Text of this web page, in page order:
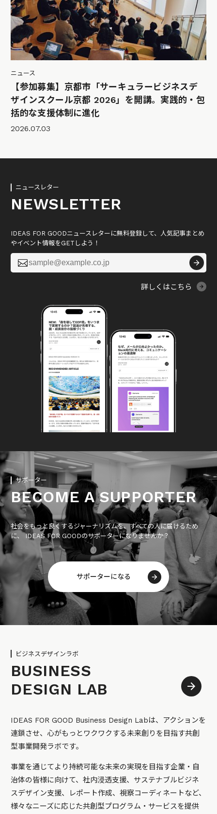
ニュース
【参加募集】京都市「サーキュラービジネスデ
ザインスクール京都 2026」を開講。実践的・包
括的な支援体制に進化
2026.07.03
ニュースレター
NEWSLETTER
IDEAS FOR GOODニュースレターに無料登録して、人気記事まとめ
やイベント情報をGETしよう！

詳しくはこちら
サポーター
BECOME A SUPPORTER
社会をもっと良くするジャーナリズムを、すべての人に届けるため
に、 IDEAS FOR GOODのサポーターになりませんか？
サポーターになる
ビジネスデザインラボ
BUSINESS
DESIGN LAB
IDEAS FOR GOOD Business Design Labは、アクションを
連鎖させ、心がもっとワクワクする未来創りを目指す共創
型事業開発ラボです。
事業を通じてより持続可能な未来の実現を目指す企業・自
治体の皆様に向けて、社内浸透支援、サステナブルビジネ
スデザイン支援、レポート作成、視察コーディネートなど、
様々なニーズに応じた共創型プログラム・サービスを提供